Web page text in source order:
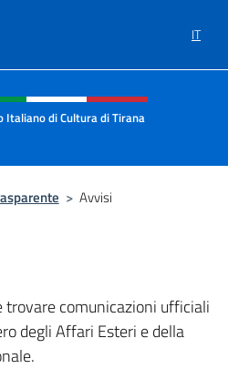
IT
social e menù
Italiano di Cultura di Tirana
> Avvisi
trovare comunicazioni ufficiali
degli Affari Esteri e della